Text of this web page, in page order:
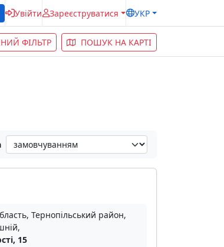
Увійти Зареєструватися УКР
ФІЛЬТР ПОШУК НА КАРТІ
Тернопільський район,
15